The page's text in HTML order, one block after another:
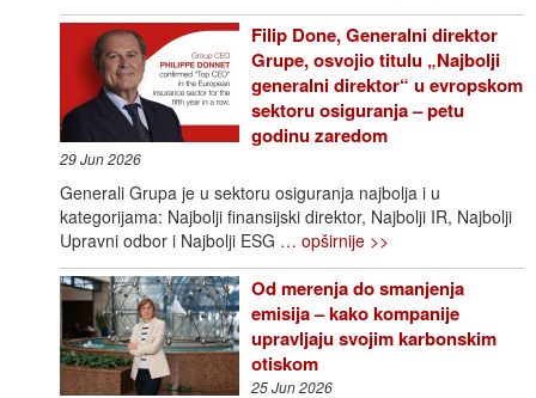
Filip Done, Generalni direktor
Grupe, osvojio titulu „Najbolji
generalni direktor“ u evropskom
sektoru osiguranja – petu
godinu zaredom
29 Jun 2026
Generali Grupa je u sektoru osiguranja najbolja i u
kategorijama: Najbolji finansijski direktor, Najbolji IR, Najbolji
Upravni odbor i Najbolji ESG … opširnije >>
Od merenja do smanjenja
emisija – kako kompanije
upravljaju svojim karbonskim
otiskom
25 Jun 2026